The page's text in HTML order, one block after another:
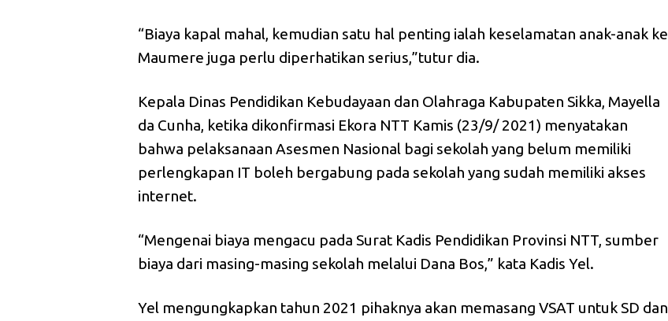
“Biaya kapal mahal, kemudian satu hal penting ialah keselamatan anak-anak ke
Maumere juga perlu diperhatikan serius,”tutur dia.
Kepala Dinas Pendidikan Kebudayaan dan Olahraga Kabupaten Sikka, Mayella
da Cunha, ketika dikonfirmasi Ekora NTT Kamis (23/9/ 2021) menyatakan
bahwa pelaksanaan Asesmen Nasional bagi sekolah yang belum memiliki
perlengkapan IT boleh bergabung pada sekolah yang sudah memiliki akses
internet.
“Mengenai biaya mengacu pada Surat Kadis Pendidikan Provinsi NTT, sumber
biaya dari masing-masing sekolah melalui Dana Bos,” kata Kadis Yel.
Yel mengungkapkan tahun 2021 pihaknya akan memasang VSAT untuk SD dan